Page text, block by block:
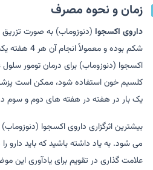
زمان و نحوه مصرف
داروی اکسجوا (دنوزوماب) به صورت تزریق
شکم بوده و
اکسجوا (دنوزوماب) برای درمان تومور
کلسیم خون استفاده شود، ممکن است
یک بار در هفته در هفته های دوم و سوم
بیشترین اثرگزاری داروی اکسجوا
علامت گذاری در تقویم برای یادآوری این